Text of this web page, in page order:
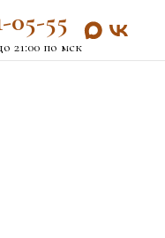
05-55
21:00 по мск